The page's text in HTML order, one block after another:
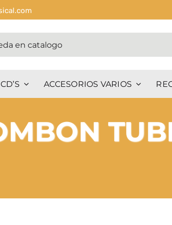
ACCESORIOS VARIOS